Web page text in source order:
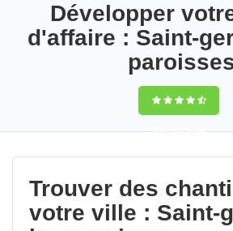
Développer
d'affaire : Saint-
9,5(100%)80
votes
Trouver des
votre ville : Saint-